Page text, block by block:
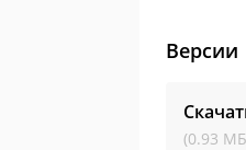
Версии
(0.93